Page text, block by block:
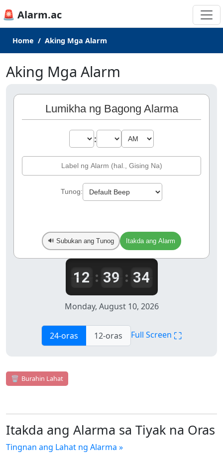
🚨 Alarm.ac
Home Aking Mga Alarm
Aking Mga Alarm
12: 39: 34
Monday, August 10, 2026
24-oras 12-oras Full Screen ⛶
Lumikha ng Bagong Alarma
:
Tunog:
🔊 Subukan ang Tunog Itakda ang Alarm
🗑️ Burahin Lahat
Itakda ang Alarma sa Tiyak na Oras
Tingnan ang Lahat ng Alarma »